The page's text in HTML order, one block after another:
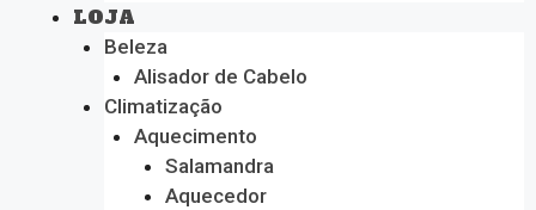
LOJA
Beleza
Alisador de Cabelo
Climatização
Aquecimento
Salamandra
Aquecedor